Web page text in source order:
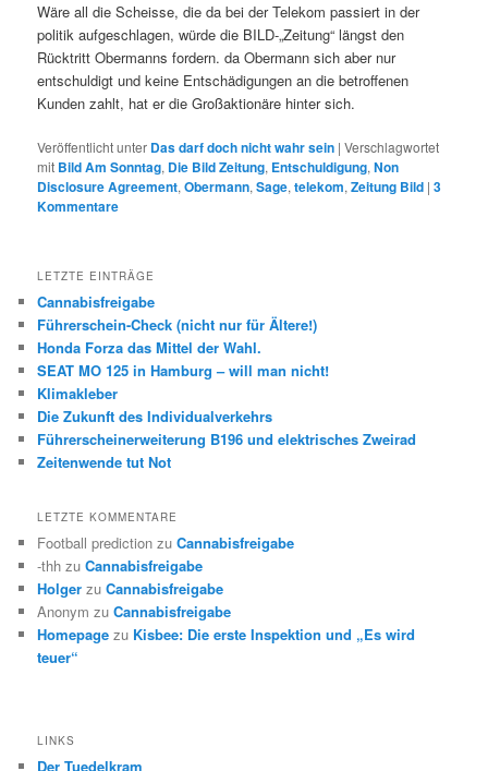
Wäre all die Scheisse, die da bei der Telekom passiert in der
politik aufgeschlagen, würde die BILD-„Zeitung“ längst den
Rücktritt Obermanns fordern. da Obermann sich aber nur
entschuldigt und keine Entschädigungen an die betroffenen
Kunden zahlt, hat er die Großaktionäre hinter sich.
Veröffentlicht unter Das darf doch nicht wahr sein |Verschlagwortet
mit Bild Am Sonntag, Die Bild Zeitung, Entschuldigung,Non
Disclosure Agreement,Obermann,Sage,telekom,Zeitung Bild |3
Kommentare
LETZTE EINTRÄGE
Cannabisfreigabe
Führerschein-Check (nicht nur für Ältere!)
Honda Forza das Mittel der Wahl.
SEAT MO 125 in Hamburg – will man nicht!
Klimakleber
Die Zukunft des Individualverkehrs
Führerscheinerweiterung B196 und elektrisches Zweirad
Zeitenwende tut Not
LETZTE KOMMENTARE
Football prediction zuCannabisfreigabe
-thh zuCannabisfreigabe
Holger zuCannabisfreigabe
Anonym zuCannabisfreigabe
Homepage zu Kisbee: Die erste Inspektion und „Es wird
teuer“
LINKS
Der Tuedelkram